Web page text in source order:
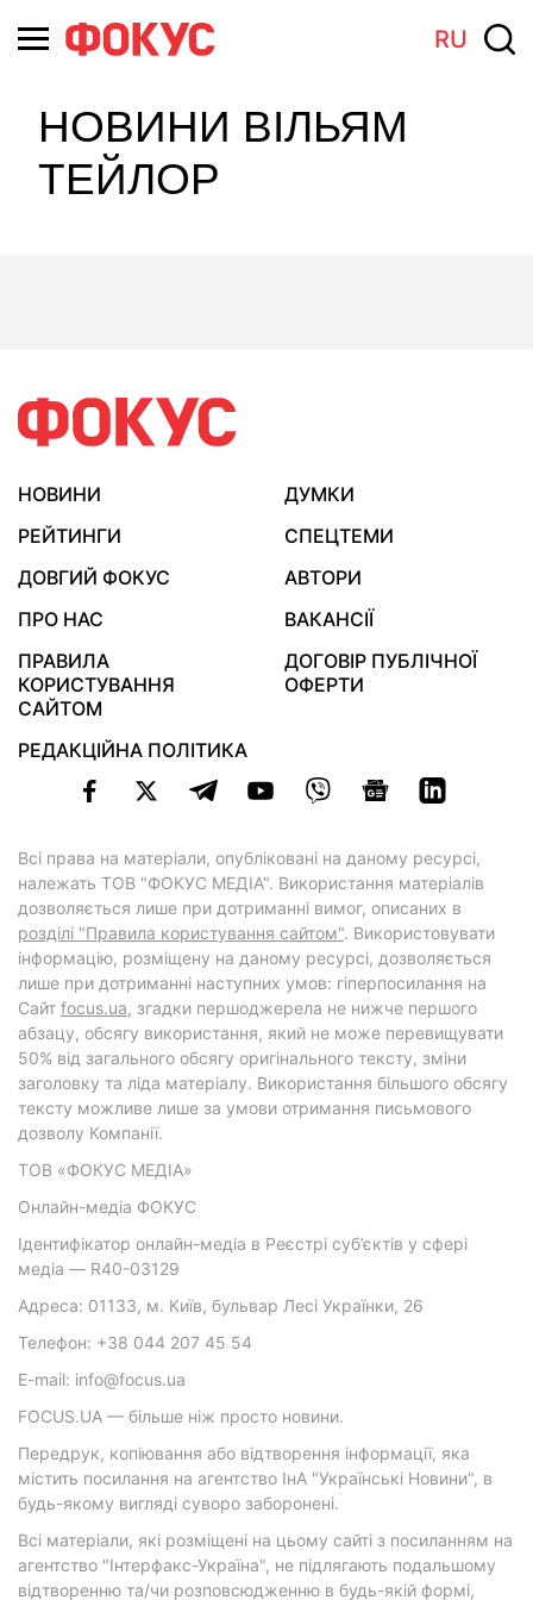
RU
НОВИНИ ВІЛЬЯМ
ТЕЙЛОР
НОВИНИ
ДУМКИ
РЕЙТИНГИ
СПЕЦТЕМИ
ДОВГИЙ ФОКУС
АВТОРИ
ПРО НАС
ВАКАНСІЇ
ПРАВИЛА
КОРИСТУВАННЯ
САЙТОМ
ДОГОВІР ПУБЛІЧНОЇ
ОФЕРТИ
РЕДАКЦІЙНА ПОЛІТИКА
Всі права на матеріали, опубліковані на даному ресурсі,
належать ТОВ "ФОКУС МЕДІА". Використання матеріалів
дозволяється лише при дотриманні вимог, описаних в
розділі "Правила користування сайтом". Використовувати
інформацію, розміщену на даному ресурсі, дозволяється
лише при дотриманні наступних умов: гіперпосилання на
Cайт focus.ua, згадки першоджерела не нижче першого
абзацу, обсягу використання, який не може перевищувати
50% від загального обсягу оригінального тексту, зміни
заголовку та ліда матеріалу. Використання більшого обсягу
тексту можливе лише за умови отримання письмового
дозволу Компанії.
ТОВ «ФОКУС МЕДІА»
Онлайн-медіа ФОКУС
Ідентифікатор онлайн-медіа в Реєстрі суб’єктів у сфері
медіа — R40-03129
Адреса: 01133, м. Київ, бульвар Лесі Українки, 26
Телефон: +38 044 207 45 54
E-mail: info@focus.ua
FOCUS.UA — більше ніж просто новини.
Передрук, копіювання або відтворення інформації, яка
містить посилання на агентство ІнА "Українські Новини", в
будь-якому вигляді суворо заборонені.
Всі матеріали, які розміщені на цьому сайті з посиланням на
агентство "Інтерфакс-Україна", не підлягають подальшому
відтворенню та/чи розповсюдженню в будь-якій формі,